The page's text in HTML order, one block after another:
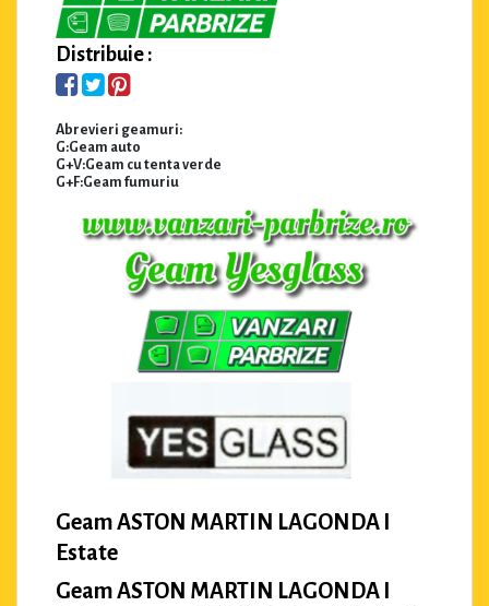
Distribuie :
Abrevieri geamuri:
G:Geam auto
G+V:Geam cu tenta verde
G+F:Geam fumuriu
Geam ASTON MARTIN LAGONDA I
Estate
Geam ASTON MARTIN LAGONDA I